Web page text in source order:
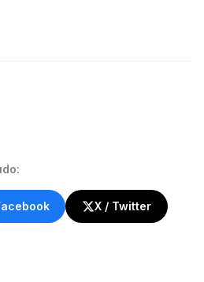
X / Twitter